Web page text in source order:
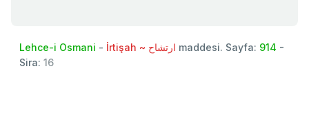
Lehce-i Osmani - İrtişah ~ ارتشاح maddesi. Sayfa: 914 -
Sira: 16